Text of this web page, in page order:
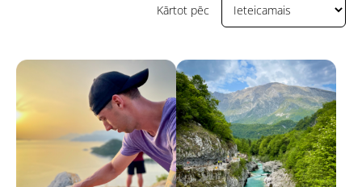
Kārtot pēc